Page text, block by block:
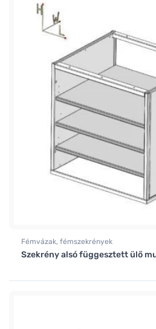
Fémvázak, fémszekrények
Szekrény alsó függesztett ülő